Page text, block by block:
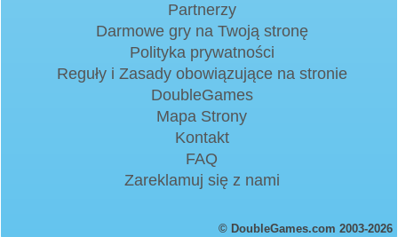
Partnerzy
Darmowe gry na Twoją stronę
Polityka prywatności
Reguły i Zasady obowiązujące na stronie
DoubleGames
Mapa Strony
Kontakt
FAQ
Zareklamuj się z nami
© DoubleGames.com 2003-2026